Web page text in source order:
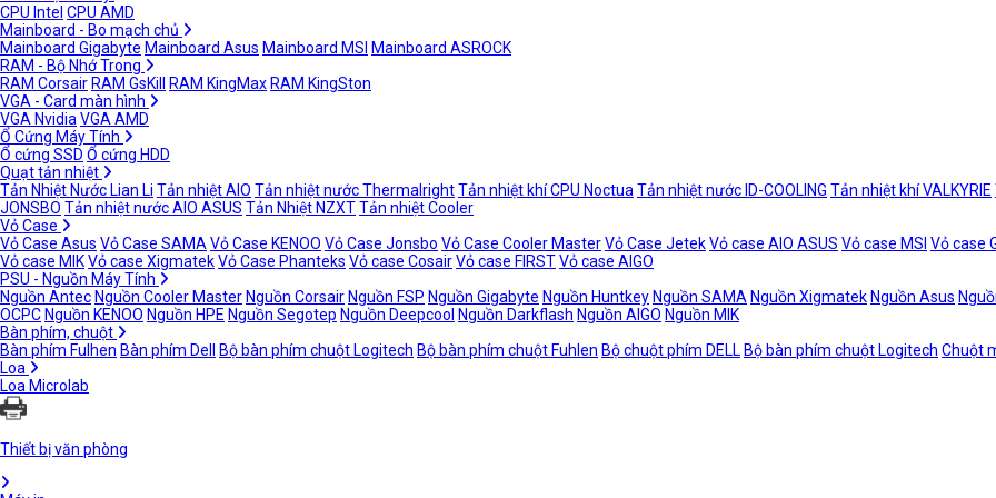
CPU Intel CPU AMD
Mainboard - Bo mạch chủ
Mainboard Gigabyte Mainboard Asus Mainboard MSI Mainboard ASROCK
RAM - Bộ Nhớ Trong
RAM Corsair RAM GsKill RAM KingMax RAM KingSton
VGA - Card màn hình
VGA Nvidia VGA AMD
Ổ Cứng Máy Tính
Ổ cứng SSD Ổ cứng HDD
Quạt tản nhiệt
Tản Nhiệt Nước Lian Li Tản nhiệt AIO Tản nhiệt nước ThermalrightTản nhiệt khí CPU Noctua Tản nhiệt nước ID-COOLING Tản nhiệt khí VALKYRIE
JONSBO Tản nhiệt nước AIO ASUS Tản Nhiệt NZXTTản nhiệt Cooler
Vỏ Case
Vỏ Case Asus Vỏ Case SAMA Vỏ Case KENOO Vỏ Case Jonsbo Vỏ Case Cooler MasterVỏ Case JetekVỏ case AIO ASUS Vỏ case MSI Vỏ case
Vỏ case MIKVỏ case XigmatekVỏ Case Phanteks Vỏ case CosairVỏ case FIRSTVỏ case AIGO
PSU - Nguồn Máy Tính
Nguồn Antec Nguồn Cooler Master Nguồn Corsair Nguồn FSP Nguồn Gigabyte Nguồn Huntkey Nguồn SAMA Nguồn Xigmatek Nguồn Asus
OCPC Nguồn KENOO Nguồn HPE Nguồn Segotep Nguồn Deepcool Nguồn Darkflash Nguồn AIGO Nguồn MIK
Bàn phím, chuột
Bàn phím Fulhen Bàn phím Dell Bộ bàn phím chuột Logitech Bộ bàn phím chuột Fuhlen Bộ chuột phím DELL Bộ bàn phím chuột Logitech Chuột
Loa
Loa Microlab
Thiết bị văn phòng